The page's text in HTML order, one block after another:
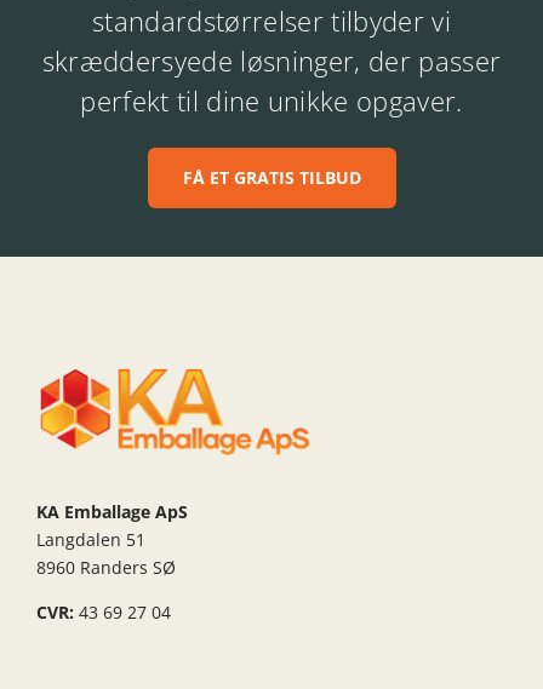
standardstørrelser tilbyder vi
skræddersyede løsninger, der passer
perfekt til dine unikke opgaver.
FÅ ET GRATIS TILBUD
KA Emballage ApS
Langdalen 51
8960 Randers SØ
CVR: 43 69 27 04